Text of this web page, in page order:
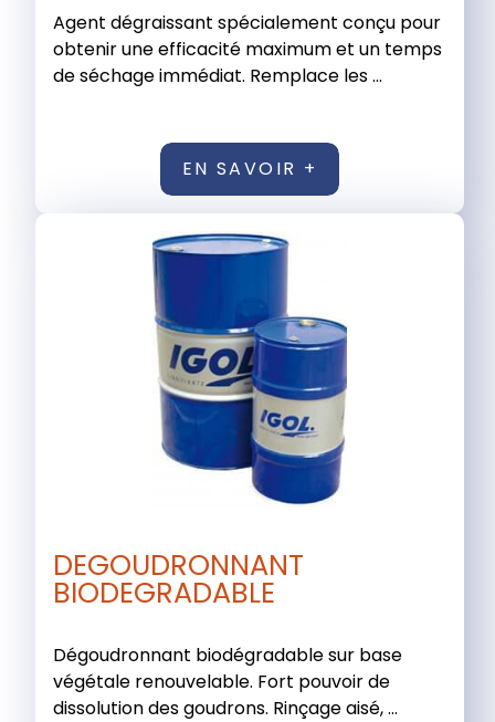
Agent dégraissant spécialement conçu pour
obtenir une efficacité maximum et un temps
de séchage immédiat. Remplace les ...
EN SAVOIR +
DEGOUDRONNANT
BIODEGRADABLE
Dégoudronnant biodégradable sur base
végétale renouvelable. Fort pouvoir de
dissolution des goudrons. Rinçage aisé, ...